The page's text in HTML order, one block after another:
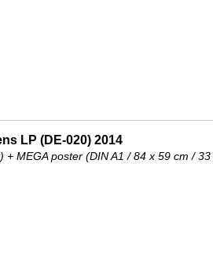
LP (DE-020) 2014
+ MEGA poster (DIN A1 / 84 x 59 cm /